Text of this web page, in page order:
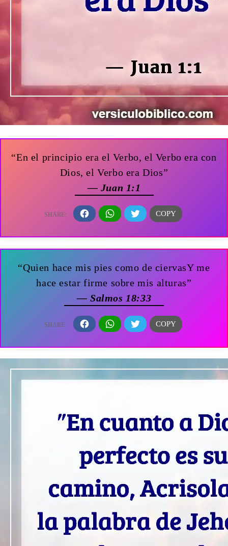
“En el principio era el Verbo, el Verbo era con
Dios, el Verbo era Dios”
— Juan 1:1
“Quien hace mis pies como de ciervasY me
hace estar firme sobre mis alturas”
— Salmos 18:33